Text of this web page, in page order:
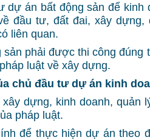
dự án bất động sản để kinh
đầu tư, đất đai, xây
liên quan.
phải được thi công đúng
luật về xây dựng.
chủ đầu tư dự án kinh
dựng, kinh doanh, quản
pháp luật.
để thực hiện dự án theo